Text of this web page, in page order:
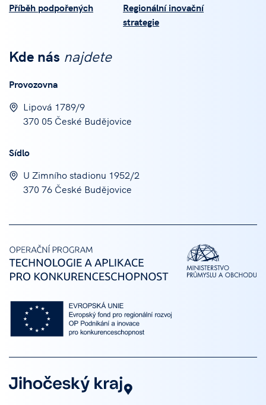
Příběh podpořených
Regionální inovační
strategie
Kde nás najdete
Provozovna
Lipová 1789/9
370 05 České Budějovice
Sídlo
U Zimního stadionu 1952/2
370 76 České Budějovice